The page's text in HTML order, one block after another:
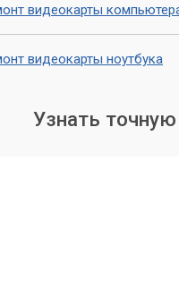
видеокарты
видеокарты ноутбука
Узнать